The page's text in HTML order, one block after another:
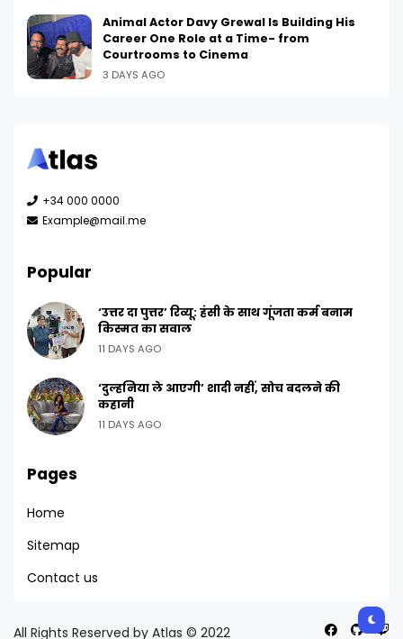
Animal Actor Davy Grewal Is Building His
Career One Role at a Time- from
Courtrooms to Cinema
3 DAYS AGO
+34 000 0000
Example@mail.me
Popular
‘उत्तर दा पुत्तर’ रिव्यू: हंसी के साथ गूंजता कर्म बनाम
किस्मत का सवाल
11 DAYS AGO
‘दुल्हनिया ले आएगी’ शादी नहीं, सोच बदलने की
कहानी
11 DAYS AGO
Pages
Home
Sitemap
Contact us
All Rights Reserved by Atlas © 2022